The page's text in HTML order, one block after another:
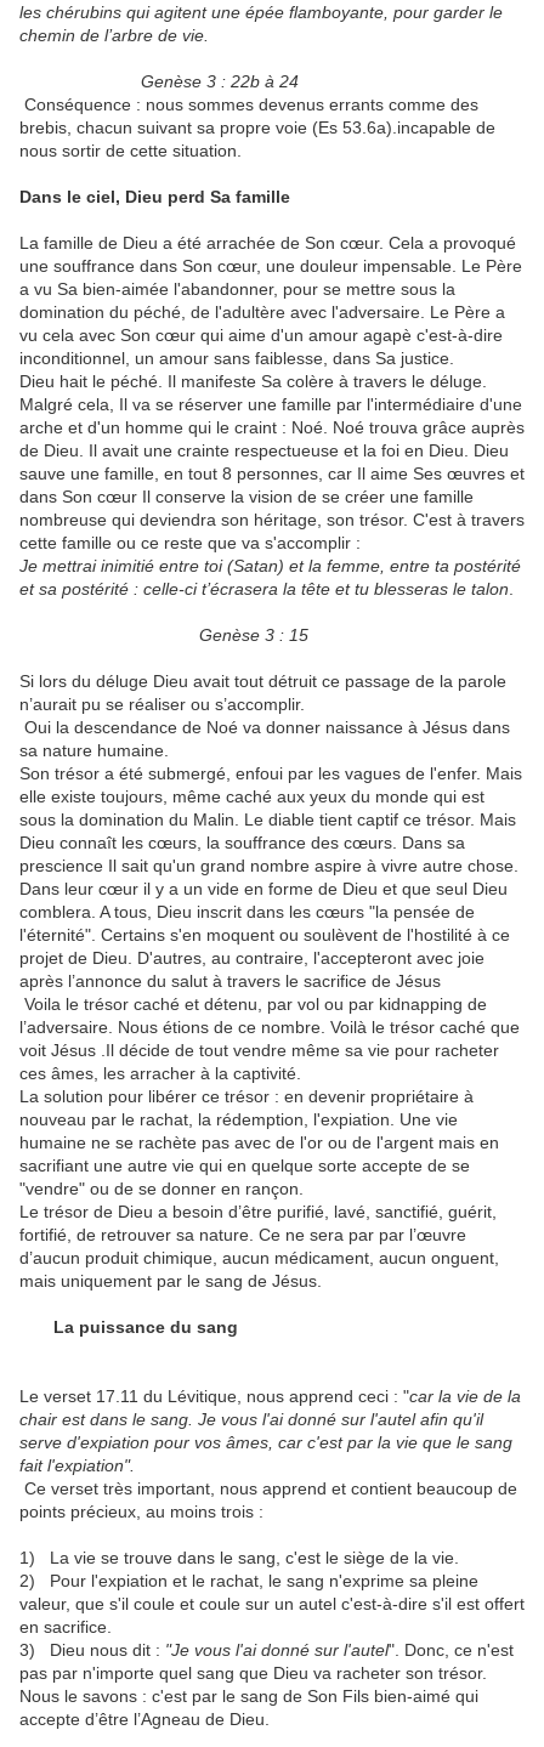
les chérubins qui agitent une épée flamboyante, pour garder le
chemin de l’arbre de vie.
Genèse 3 : 22b à 24
Conséquence : nous sommes devenus errants comme des
brebis, chacun suivant sa propre voie (Es 53.6a).incapable de
nous sortir de cette situation.
Dans le ciel, Dieu perd Sa famille
La famille de Dieu a été arrachée de Son cœur. Cela a provoqué
une souffrance dans Son cœur, une douleur impensable. Le Père
a vu Sa bien-aimée l'abandonner, pour se mettre sous la
domination du péché, de l'adultère avec l'adversaire. Le Père a
vu cela avec Son cœur qui aime d'un amour agapè c'est-à-dire
inconditionnel, un amour sans faiblesse, dans Sa justice.
Dieu hait le péché. Il manifeste Sa colère à travers le déluge.
Malgré cela, Il va se réserver une famille par l'intermédiaire d'une
arche et d'un homme qui le craint : Noé. Noé trouva grâce auprès
de Dieu. Il avait une crainte respectueuse et la foi en Dieu. Dieu
sauve une famille, en tout 8 personnes, car Il aime Ses œuvres et
dans Son cœur Il conserve la vision de se créer une famille
nombreuse qui deviendra son héritage, son trésor. C'est à travers
cette famille ou ce reste que va s'accomplir :
Je mettrai inimitié entre toi (Satan) et la femme, entre ta postérité
et sa postérité : celle-ci t’écrasera la tête et tu blesseras le talon
Genèse 3 : 15
Si lors du déluge Dieu avait tout détruit ce passage de la parole
n’aurait pu se réaliser ou s’accomplir.
Oui la descendance de Noé va donner naissance à Jésus dans
sa nature humaine.
Son trésor a été submergé, enfoui par les vagues de l'enfer. Mais
elle existe toujours, même caché aux yeux du monde qui est
sous la domination du Malin. Le diable tient captif ce trésor. Mais
Dieu connaît les cœurs, la souffrance des cœurs. Dans sa
prescience Il sait qu'un grand nombre aspire à vivre autre chose.
Dans leur cœur il y a un vide en forme de Dieu et que seul Dieu
comblera. A tous, Dieu inscrit dans les cœurs "la pensée de
l'éternité". Certains s'en moquent ou soulèvent de l'hostilité à ce
projet de Dieu. D'autres, au contraire, l'accepteront avec joie
après l’annonce du salut à travers le sacrifice de Jésus
Voila le trésor caché et détenu, par vol ou par kidnapping de
l’adversaire. Nous étions de ce nombre. Voilà le trésor caché que
voit Jésus .Il décide de tout vendre même sa vie pour racheter
ces âmes, les arracher à la captivité.
La solution pour libérer ce trésor : en devenir propriétaire à
nouveau par le rachat, la rédemption, l'expiation. Une vie
humaine ne se rachète pas avec de l'or ou de l'argent mais en
sacrifiant une autre vie qui en quelque sorte accepte de se
"vendre" ou de se donner en rançon.
Le trésor de Dieu a besoin d’être purifié, lavé, sanctifié, guérit,
fortifié, de retrouver sa nature. Ce ne sera par par l’œuvre
d’aucun produit chimique, aucun médicament, aucun onguent,
mais uniquement par le sang de Jésus.
La puissance du sang
Le verset 17.11 du Lévitique, nous apprend ceci : "car la vie de la
chair est dans le sang. Je vous l'ai donné sur l'autel afin qu'il
serve d'expiation pour vos âmes, car c'est par la vie que le sang
fait l'expiation".
Ce verset très important, nous apprend et contient beaucoup de
points précieux, au moins trois :
1) La vie se trouve dans le sang, c'est le siège de la vie.
2) Pour l'expiation et le rachat, le sang n'exprime sa pleine
valeur, que s'il coule et coule sur un autel c'est-à-dire s'il est offert
en sacrifice.
3) Dieu nous dit : "Je vous l'ai donné sur l'autel". Donc, ce n'est
pas par n'importe quel sang que Dieu va racheter son trésor.
Nous le savons : c'est par le sang de Son Fils bien-aimé qui
accepte d’être l’Agneau de Dieu.